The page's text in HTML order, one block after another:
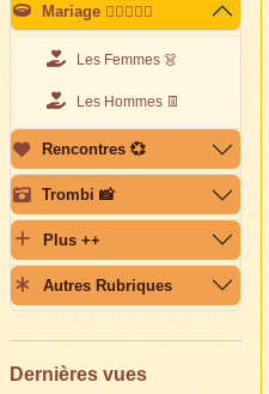
Mariage 👩🏽‍❤️‍👨🏽
Les Femmes 👗
Les Hommes 👖
Rencontres 💞
Trombi 📸
Plus ++
Autres Rubriques
Dernières vues